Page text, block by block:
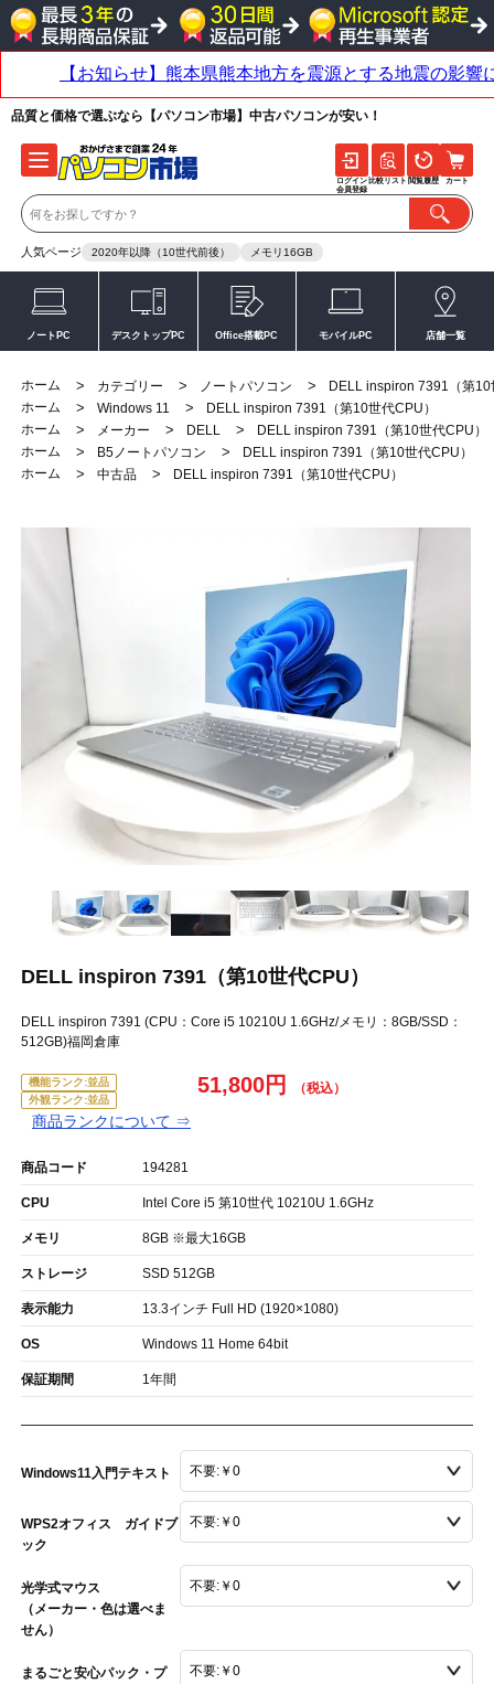
品質と価格で選ぶなら【パソコン市場】中古パソコンが安い！
人気ページ 2020年以降（10世代前後） メモリ16GB
ログイン
会員登録
比較リスト 閲覧履歴 カート
ノートPC デスクトップPC Office搭載PC モバイルPC 店舗一覧
ホーム > カテゴリー > ノートパソコン >
DELL inspiron 7391（第
ホーム
> Windows 11 >
DELL inspiron 7391（第10世代CPU）
ホーム
> メーカー > DELL >
DELL inspiron 7391（第10世代CPU）
ホーム
> B5ノートパソコン >
DELL inspiron 7391（第10世代CPU）
ホーム
> 中古品 > DELL inspiron 7391（第10世代CPU）
DELL inspiron 7391（第10世代CPU）
DELL inspiron 7391 (CPU：Core i5 10210U 1.6GHz/メモリ：8GB/SSD：
512GB)福岡倉庫
機能ランク:並品
外観ランク:並品
商品ランクについて ⇒
51,800円
商品コード 194281
CPU Intel Core i5 第10世代 10210U 1.6GHz
メモリ 8GB ※最大16GB
ストレージ SSD 512GB
表示能力 13.3インチ Full HD (1920×1080)
OS Windows 11 Home 64bit
保証期間 1年間
Windows11入門テキスト
WPS2オフィス ガイドブ
ック
光学式マウス
（メーカー・色は選べま
せん）
まるごと安心パック・プ